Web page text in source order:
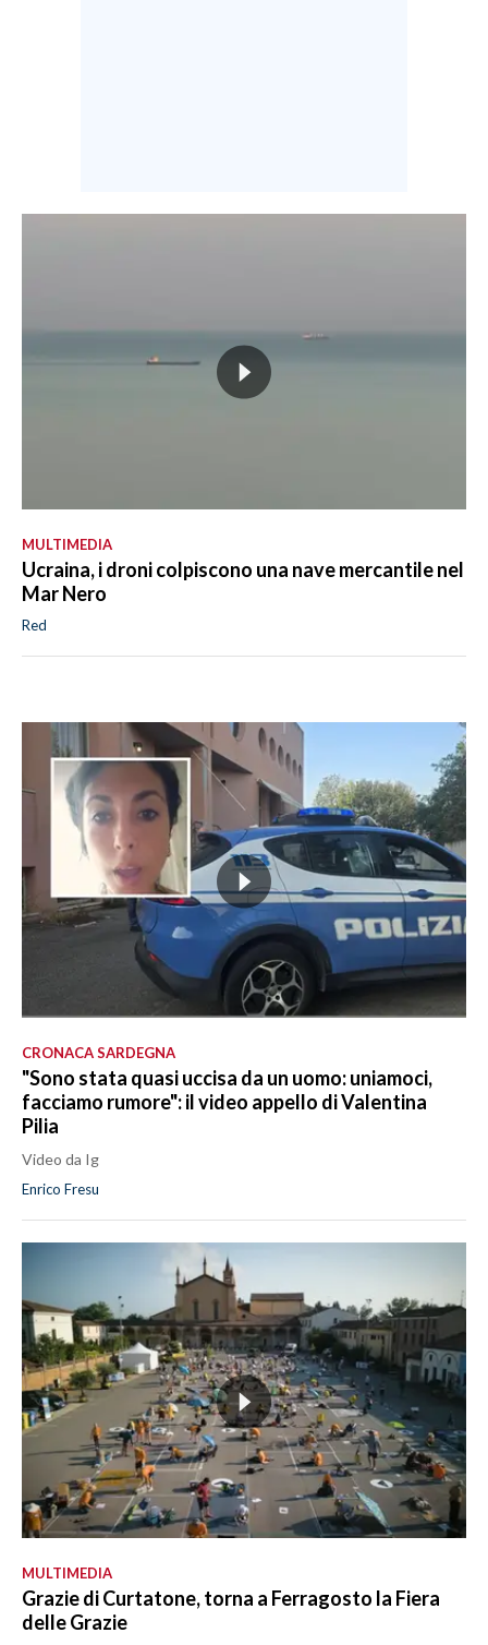
MULTIMEDIA
Ucraina, i droni colpiscono una nave mercantile nel
Mar Nero
Red
CRONACA SARDEGNA
"Sono stata quasi uccisa da un uomo: uniamoci,
facciamo rumore": il video appello di Valentina
Pilia
Video da Ig
Enrico Fresu
MULTIMEDIA
Grazie di Curtatone, torna a Ferragosto la Fiera
delle Grazie